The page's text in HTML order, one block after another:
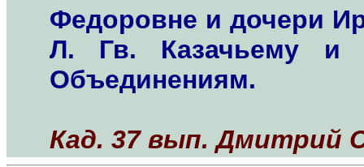
Федоровне и дочери
Л. Гв. Казачьему и
Объединениям.
Кад. 37 вып. Дмитрий